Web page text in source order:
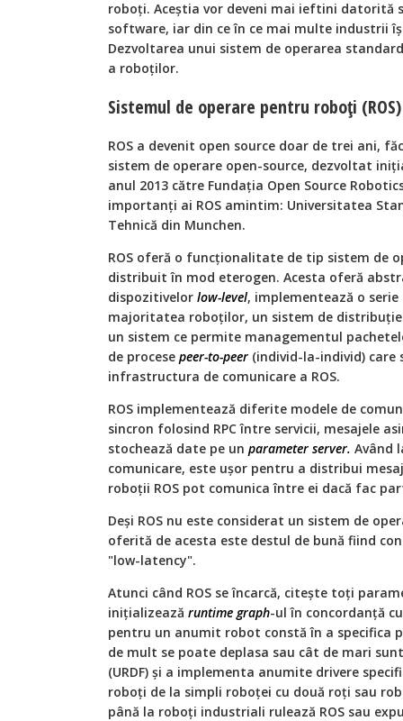
roboţi. Aceştia vor deveni mai ieftini datorită
software, iar din ce în ce mai multe industrii
Dezvoltarea unui sistem de operarea
a roboţilor.
Sistemul de operare pentru roboţi (ROS)
ROS a devenit open source doar de trei ani,
sistem de operare open-source, dezvoltat
anul 2013 către Fundaţia Open Source
importanţi ai ROS amintim: Universitatea
Tehnică din Munchen.
ROS oferă o funcţionalitate de tip sistem de
distribuit în mod eterogen. Acesta oferă
dispozitivelor low-level, implementează o
majoritatea roboţilor, un sistem de
un sistem ce permite managementul
de procese peer-to-peer (individ-la-individ)
infrastructura de comunicare a ROS.
ROS implementează diferite modele de
sincron folosind RPC între servicii, mesajele
stochează date pe un parameter server. Având
comunicare, este uşor pentru a distribui
roboţii ROS pot comunica între ei dacă fac
Deşi ROS nu este considerat un sistem de
oferită de acesta este destul de bună fiind
"low-latency".
Atunci când ROS se încarcă, citeşte toţi
iniţializează runtime graph-ul în concordanţă
pentru un anumit robot constă în a specifica
de mult se poate deplasa sau cât de mari
(URDF) şi a implementa anumite drivere
roboţi de la simpli roboţei cu două roţi sau
până la roboţi industriali rulează ROS sau